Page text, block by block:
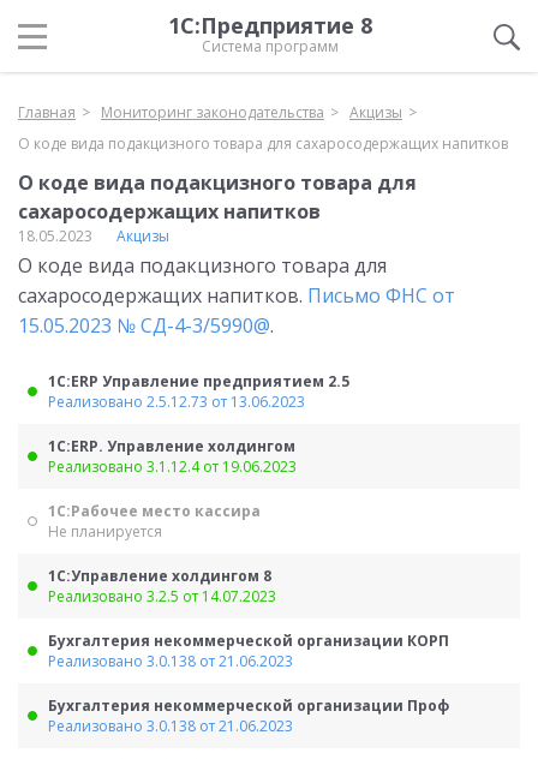
1С:Предприятие 8
Система программ
Главная Мониторинг законодательства
Акцизы
О коде вида подакцизного товара для сахаросодержащих напитков
О коде вида подакцизного товара для
сахаросодержащих напитков
18.05.2023 Акцизы
О коде вида подакцизного товара для
сахаросодержащих напитков. Письмо ФНС от
15.05.2023 № СД-4-3/5990@.
1С:ERP Управление предприятием 2.5
Реализовано 2.5.12.73 от 13.06.2023
1С:ERP. Управление холдингом
Реализовано 3.1.12.4 от 19.06.2023
1С:Рабочее место кассира
Не планируется
1С:Управление холдингом 8
Реализовано 3.2.5 от 14.07.2023
Бухгалтерия некоммерческой организации КОРП
Реализовано 3.0.138 от 21.06.2023
Бухгалтерия некоммерческой организации Проф
Реализовано 3.0.138 от 21.06.2023